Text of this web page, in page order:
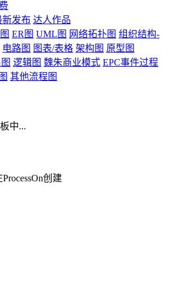
新发布 达人作品
ER图 UML图 网络拓扑图 组织结构-
电路图 图表/表格 架构图 原型图
逻辑图 魏朱商业模式 EPC事件过程
其他流程图
中...
创建